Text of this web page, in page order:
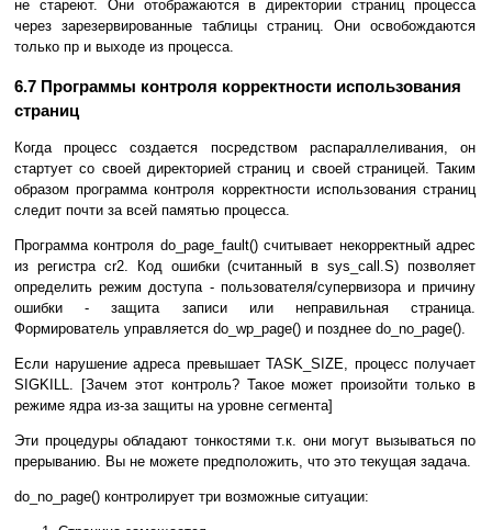
не стареют. Они отображаются в директории страниц процесса
через зарезервированные таблицы страниц. Они освобождаются
только пр и выходе из процесса.
6.7 Программы контроля корректности использования
страниц
Когда процесс создается посредством распараллеливания, он
стартует со своей директорией страниц и своей страницей. Таким
образом программа контроля корректности использования страниц
следит почти за всей памятью процесса.
Программа контроля do_page_fault() считывает некорректный адрес
из регистра cr2. Код ошибки (считанный в sys_call.S) позволяет
определить режим доступа - пользователя/супервизора и причину
ошибки - защита записи или неправильная страница.
Формирователь управляется do_wp_page() и позднее do_no_page().
Если нарушение адреса превышает TASK_SIZE, процесс получает
SIGKILL. [Зачем этот контроль? Такое может произойти только в
режиме ядра из-за защиты на уровне сегмента]
Эти процедуры обладают тонкостями т.к. они могут вызываться по
прерыванию. Вы не можете предположить, что это текущая задача.
do_no_page() контролирует три возможные ситуации: